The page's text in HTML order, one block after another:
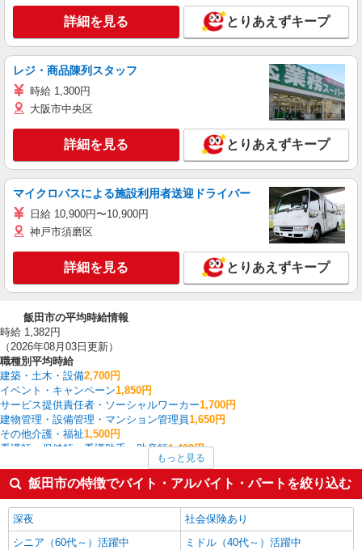
詳細を見る とりあえずキープ
レジ・商品陳列スタッフ
時給 1,300円
大阪市中央区
詳細を見る とりあえずキープ
マイクロバスによる施設利用者送迎ドライバー
日給 10,900円〜10,900円
神戸市須磨区
詳細を見る とりあえずキープ
飯田市の平均時給情報
時給 1,382円
（2026年08月03日更新）
職種別平均時給
建築・土木・設備2,700円
イベント・キャンペーン1,850円
サービス提供責任者・ソーシャルワーカー1,700円
建物管理・設備管理・マンション管理員1,650円
その他介護・福祉1,500円
看護師・保健師・看護助手・助産師1,492円
介護職・ヘルパー1,431円
その他飲食・フード 1,400円
製造・組立・加工1,374円
飯田市の他の職種の平均時給を見る
もっと見る
飯田市の特徴でバイト・アルバイト・パートを絞り込む
深夜
社会保険あり
シニア（60代～）活躍中
ミドル（40代～）活躍中